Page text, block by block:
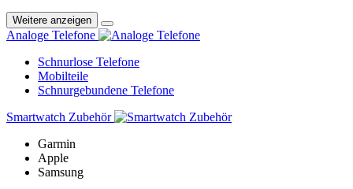
Weitere anzeigen
Analoge Telefone
Schnurlose Telefone
Mobilteile
Schnurgebundene Telefone
Smartwatch Zubehör
Garmin
Apple
Samsung